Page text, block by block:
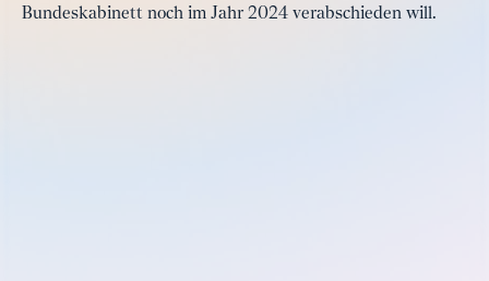
Bundeskabinett noch im Jahr 2024 verabschieden will.